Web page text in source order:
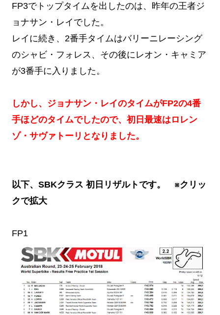
FP3でトップタイムを出したのは、昨年の王者ジ
ョナサン・レイでした。
レイに続き、2番手タイムはバリーニレーシング
のシャビ・フォレス、その後にレオン・キャミア
が3番手に入りました。
しかし、ジョナサン・レイのタイムがFP2の4番
手ほどのタイムでしたので、初日最速はロレン
ゾ・サヴァトーリとなりました。
以下、SBKクラス 初日リザルトです。 ※クリッ
クで拡大
FP1